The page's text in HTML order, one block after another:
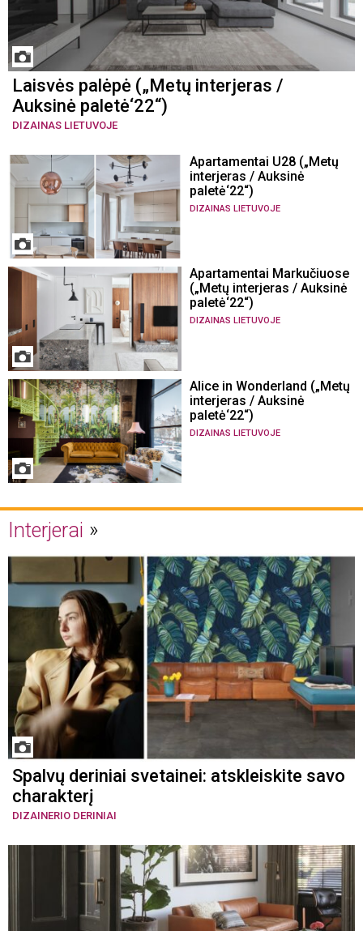
Laisvės palėpė („Metų interjeras /
Auksinė paletė‘22“)
DIZAINAS LIETUVOJE
Apartamentai U28 („Metų
interjeras / Auksinė
paletė‘22“)
DIZAINAS LIETUVOJE
Apartamentai Markučiuose
(„Metų interjeras / Auksinė
paletė‘22“)
DIZAINAS LIETUVOJE
Alice in Wonderland („Metų
interjeras / Auksinė
paletė‘22“)
DIZAINAS LIETUVOJE
Interjerai
Spalvų deriniai svetainei: atskleiskite savo
charakterį
DIZAINERIO DERINIAI